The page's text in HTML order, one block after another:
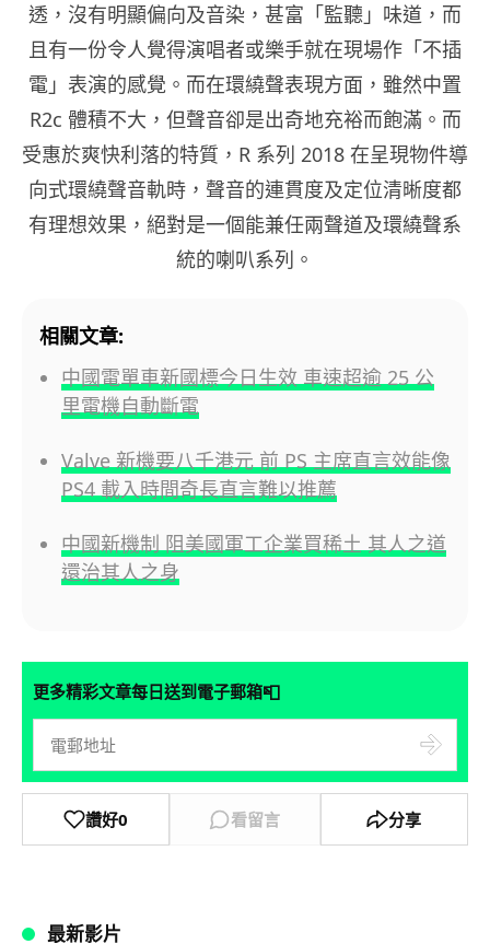
透，沒有明顯偏向及音染，甚富「監聽」味道，而
且有一份令人覺得演唱者或樂手就在現場作「不插
電」表演的感覺。而在環繞聲表現方面，雖然中置
R2c 體積不大，但聲音卻是出奇地充裕而飽滿。而
受惠於爽快利落的特質，R 系列 2018 在呈現物件導
向式環繞聲音軌時，聲音的連貫度及定位清晰度都
有理想效果，絕對是一個能兼任兩聲道及環繞聲系
統的喇叭系列。
相關文章:
中國電單車新國標今日生效 車速超逾 25 公
里電機自動斷電
Valve 新機要八千港元 前 PS 主席直言效能像
PS4 載入時間奇長直言難以推薦
中國新機制 阻美國軍工企業買稀土 其人之道
還治其人之身
更多精彩文章每日送到電子郵箱📮
讚好0 看留言 分享
最新影片